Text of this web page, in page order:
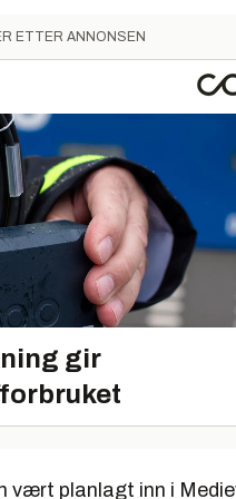
ETTER ANNONSEN
gir
vært planlagt inn i